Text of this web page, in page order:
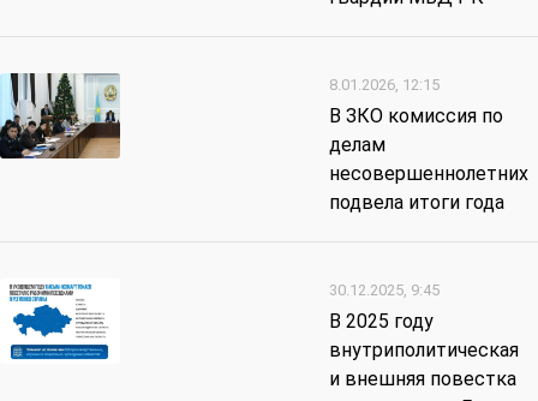
8.01.2026, 12:15
В ЗКО комиссия по
делам
несовершеннолетних
подвела итоги года
30.12.2025, 9:45
В 2025 году
внутриполитическая
и внешняя повестка